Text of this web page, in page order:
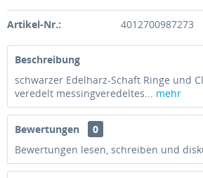
Artikel-Nr.: 4012700987273
Beschreibung
schwarzer Edelharz-Schaft Ringe und
veredelt messingveredeltes... mehr
Bewertungen
0
Bewertungen lesen, schreiben und